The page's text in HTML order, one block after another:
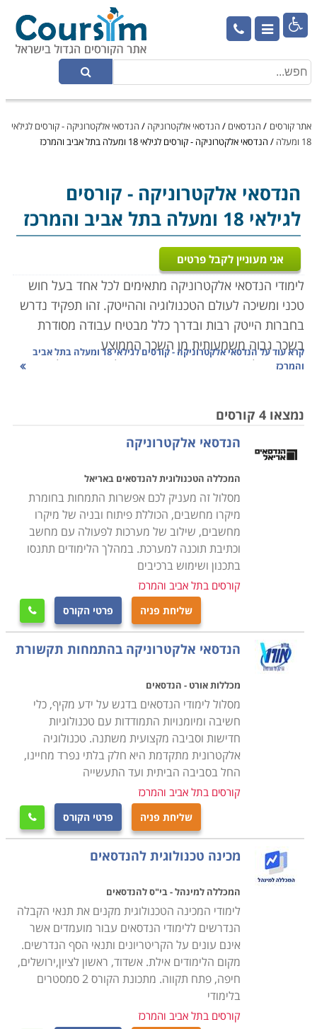

אתר קורסים / הנדסאים / הנדסאי אלקטרוניקה / הנדסאי אלקטרוניקה - קורסים לגילאי
18 ומעלה
/ הנדסאי אלקטרוניקה - קורסים לגילאי 18 ומעלה בתל אביב והמרכז
הנדסאי אלקטרוניקה - קורסים
לגילאי 18 ומעלה בתל אביב והמרכז
אני מעוניין לקבל פרטים
לימודי הנדסאי אלקטרוניקה מתאימים לכל אחד בעל חוש
טכני ומשיכה לעולם הטכנולוגיה וההייטק. זהו תפקיד נדרש
בחברות הייטק רבות ובדרך כלל מבטיח עבודה מסודרת
בשכר גבוה משמעותית מן השכר הממוצע
במשק. אלקטרוניקה מצויה סביבנו בכל מקום. החל במערת
הבית. עד לפני שניים שלושה עשורים נחשבה לתחום
מסתורי שלמדו אותו מתי מעט. לאורך השנים התפתח מאוד
התחום ועבר התקדמות מדהימה. תופעות כמו מזעור,
מיני-אופטיקה וכדומה הן תופעות חדשות שמקורן בעולם זה
ומיושמות במאות אפליקציות בהן אנו משתמשים באופן יום
מה נלמד בקורס
לימודים אלו הם דלת הכניסה שלך לעולם האלקטרוניקה.
במסגרת הקורס נלמדים יסודות החשמל, מעגלים, זרם, מתח
והתנגדות חשמלית, העברת מסרים חשמליים, והשליטה
בעוצמה שלהם ובהופעתם. במסגרת היסודות והמבואות
נלמד האופן בו מתקשרים רכיבים שונים במערכת
אלקטרונית על מנת לייצר תוצר רצוי.
העברת ביטים בינאריים של הספרות אפס ואחת היא
למעשה הבסיס לכל המכשירים בהם אנו עושים שימוש.
היכולת לבנות מערכות בעלות רכיבים פיזיים ייעודיים ובעלי
מטרה, וליצור ביניהם תקשורת בינארית היא למעשה היכולת
שבזכותה קיימים אין ספור מכשירים בעלי פונקציונליות
מרשימה ביותר למען האדם. במסגרת לימודים אלו נלמדת
צורת תקשורת זו לעומקה, ועל בסיסה ניגשים לתחומי
ההתמחות השונים, לומדים כיצד לתכנן מערכת על כל
מרכיביה, וכיצד מתכנתים את פעילותה.
למי מיועדים הלימודים
בין שלמדתם אלקטרוניקה במגמה ייעודית בתיכון מקצועי,
בין שאין לכם כל רקע קודם בתחום, ובין שאתם עוסקים
בצורה זו או אחרת בתחום, לימודים אלה מעניקים לכם את
כל הידע והכלים איתם תוכלו לא רק להבין מערכות אלא גם
לבנות, לתחזק ולהפעילן. לימודי הנדסאי אלקטרוניקה זמינים
קרא עוד על
הנדסאי אלקטרוניקה - קורסים לגילאי 18 ומעלה בתל אביב
והמרכז
נמצאו 4 קורסים
הנדסאי אלקטרוניקה
המכללה הטכנולוגית להנדסאים באריאל
מסלול זה מעניק לכם אפשרות התמחות בחומרת
מיקרו מחשבים, הכוללת פיתוח ובניה של מיקרו
מחשבים, שילוב של מערכות לפעולה עם מחשב
וכתיבת תוכנה למערכת. במהלך הלימודים תתנסו
בתכנון ושימוש ברכיבים
קורסים בתל אביב והמרכז
שליחת פניה פרטי הקורס 
הנדסאי אלקטרוניקה בהתמחות תקשורת
מכללות אורט - הנדסאים
מסלול לימודי הנדסאים בדגש על ידע מקיף, כלי
חשיבה ומיומנויות התמודדות עם טכנולוגיות
חדישות וסביבה מקצועית משתנה. טכנולוגיה
אלקטרונית מתקדמת היא חלק בלתי נפרד מחיינו,
החל בסביבה הביתית ועד התעשייה
קורסים בתל אביב והמרכז
שליחת פניה פרטי הקורס 
מכינה טכנולוגית להנדסאים
המכללה למינהל - בי"ס להנדסאים
לימודי המכינה הטכנולוגית מקנים את תנאי הקבלה
הנדרשים ללימודי הנדסאים עבור מועמדים אשר
אינם עונים על הקריטריונים ותנאי הסף הנדרשים.
מקום הלימודים אילת. אשדוד, ראשון לציון,ירושלים,
חיפה, פתח תקווה. מתכונת הקורס 2 סמסטרים
בלימודי
קורסים בתל אביב והמרכז